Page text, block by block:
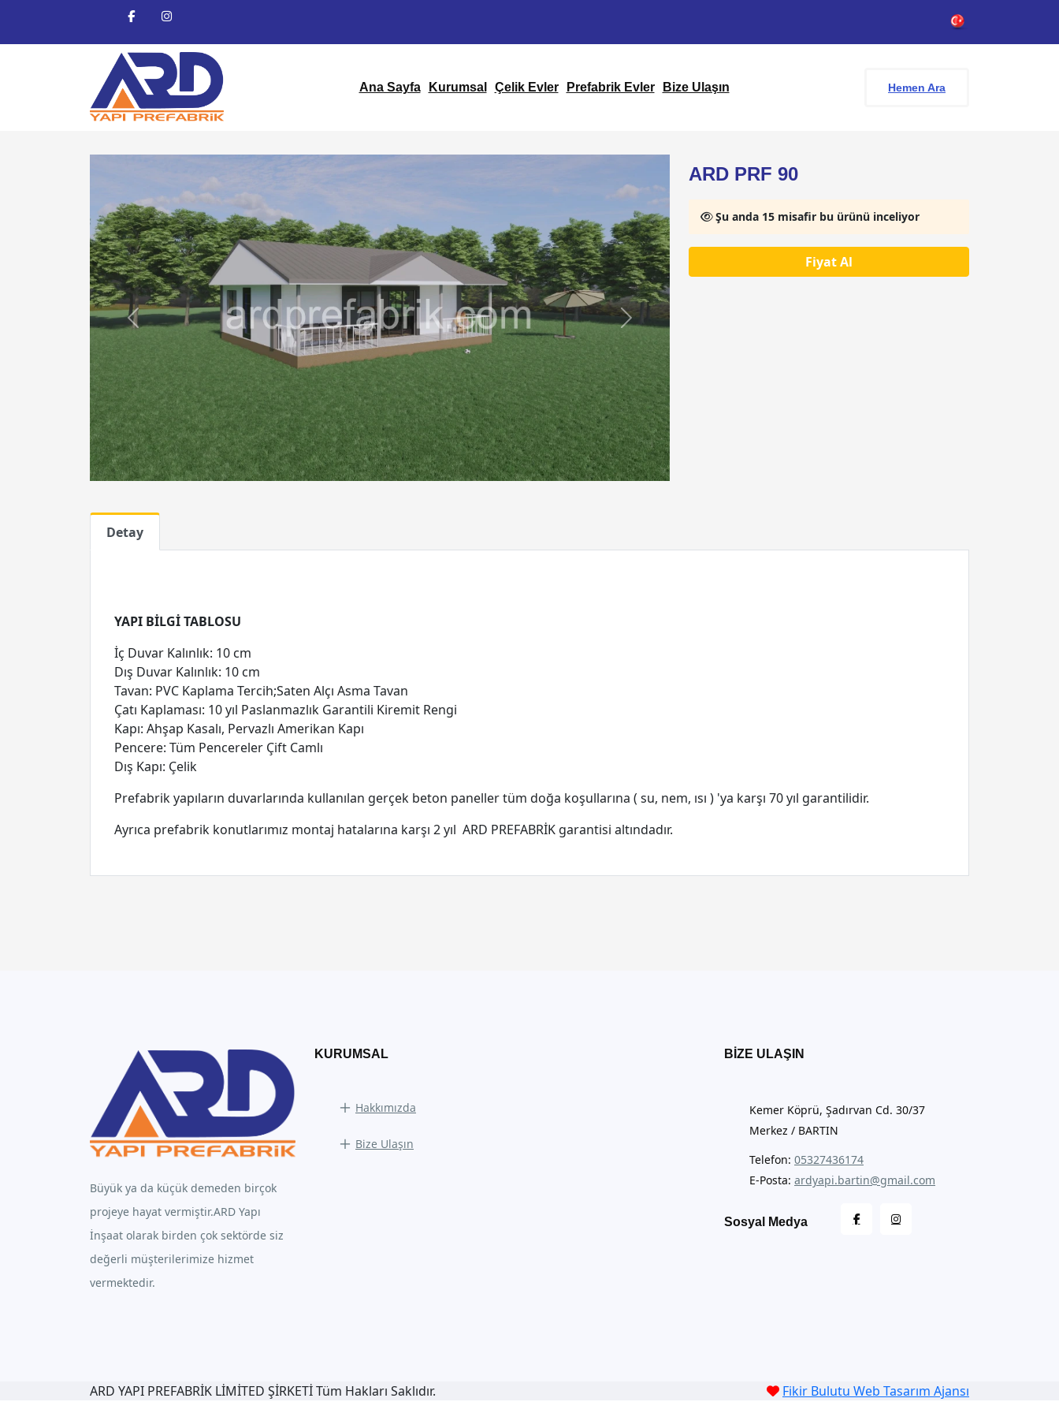
Ana Sayfa Kurumsal Çelik Evler Prefabrik Evler Bize Ulaşın Hemen Ara
Previous Next
ARD PRF 90
Şu anda 15 misafir bu ürünü inceliyor
Fiyat Al
Detay
YAPI BİLGİ TABLOSU
İç Duvar Kalınlık: 10 cm
Dış Duvar Kalınlık: 10 cm
Tavan: PVC Kaplama Tercih;Saten Alçı Asma Tavan
Çatı Kaplaması: 10 yıl Paslanmazlık Garantili Kiremit Rengi
Kapı: Ahşap Kasalı, Pervazlı Amerikan Kapı
Pencere: Tüm Pencereler Çift Camlı
Dış Kapı: Çelik
Prefabrik yapıların duvarlarında kullanılan gerçek beton paneller tüm doğa koşullarına ( su, nem, ısı ) 'ya karşı 70 yıl garantilidir.
Ayrıca prefabrik konutlarımız montaj hatalarına karşı 2 yıl ARD PREFABRİK garantisi altındadır.
Büyük ya da küçük demeden birçok
projeye hayat vermiştir.ARD Yapı
İnşaat olarak birden çok sektörde siz
değerli müşterilerimize hizmet
vermektedir.
KURUMSAL
Hakkımızda
Bize Ulaşın
BIZE ULAŞIN
Kemer Köprü, Şadırvan Cd. 30/37
Merkez / BARTIN
Telefon: 05327436174
E-Posta: ardyapi.bartin@gmail.com
Sosyal Medya
ARD YAPI PREFABRİK LİMİTED ŞİRKETİ Tüm Hakları Saklıdır. Fikir Bulutu Web Tasarım Ajansı